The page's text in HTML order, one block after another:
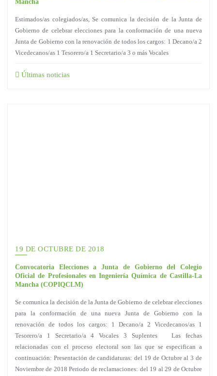
Mancha
Estimados/as colegiados/as, Se comunica la decisión de la Junta de
Gobierno de celebrar elecciones para la conformación de una nueva
Junta de Gobierno con la renovación de todos los cargos: 1 Decano/a 2
Vicedecanos/as 1 Tesorero/a 1 Secretario/a 3 o más Vocales
Últimas noticias
19 DE OCTUBRE DE 2018
Convocatoria Elecciones a Junta de Gobierno del Colegio
Oficial de Profesionales en Ingeniería Química de Castilla-La
Mancha (COPIQCLM)
Se comunica la decisión de la Junta de Gobierno de celebrar elecciones
para la conformación de una nueva Junta de Gobierno con la
renovación de todos los cargos: 1 Decano/a 2 Vicedecanos/as 1
Tesorero/a 1 Secretario/a 4 Vocales 3 Suplentes Las fechas
relacionadas con el proceso electoral son las que se especifican a
continuación: Presentación de candidaturas: del 19 de Octubre al 3 de
Noviembre de 2018 Periodo de reclamaciones: del 19 al 29 de Octubre